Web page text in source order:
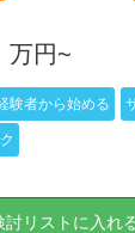
万円~
験者から始める
討リストに入れ